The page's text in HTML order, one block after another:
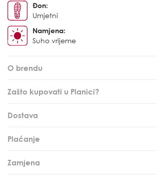
Đon:
Umjetni
Namjena:
Suho vrijeme
O brendu
Zašto kupovati u Planici?
Dostava
Plaćanje
Zamjena